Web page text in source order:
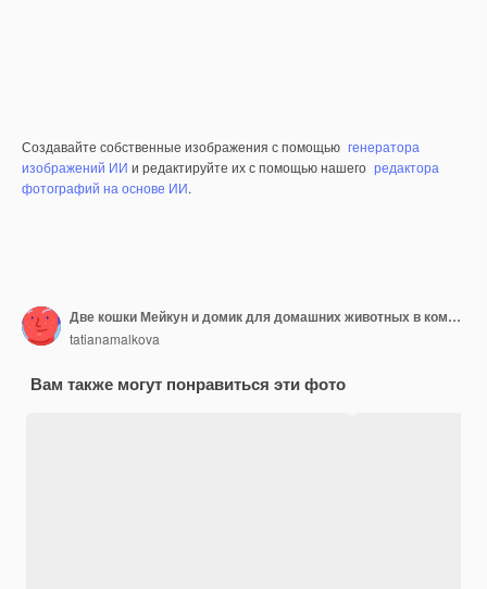
Создавайте собственные изображения с помощью генератора
изображений ИИ и редактируйте их с помощью нашего редактора
фотографий на основе ИИ.
Две кошки Мейкун и домик для домашних животных в комнате
tatianamalkova
Вам также могут понравиться эти фото